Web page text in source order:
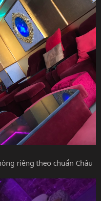
riêng theo chuẩn Châu